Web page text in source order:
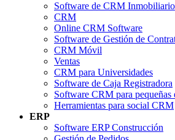
Software de CRM Inmobiliario
CRM
Online CRM Software
Software de Gestión de
CRM Móvil
Ventas
CRM para Universidades
Software de Caja Registradora
Software CRM para pequeñas
Herramientas para social CRM
ERP
Software ERP Construcción